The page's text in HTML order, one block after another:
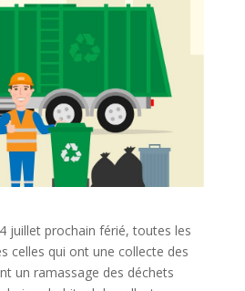
juillet prochain férié, toutes les
celles qui ont une collecte des
un ramassage des déchets